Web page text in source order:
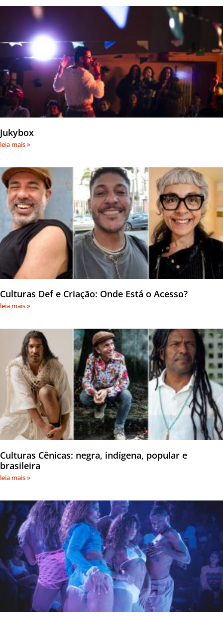
Jukybox
leia mais »
Culturas Def e Criação: Onde Está o Acesso?
leia mais »
Culturas Cênicas: negra, indígena, popular e
brasileira
leia mais »